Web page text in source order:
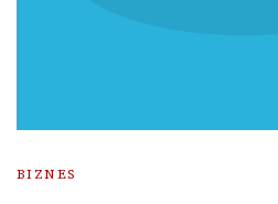
BIZNES